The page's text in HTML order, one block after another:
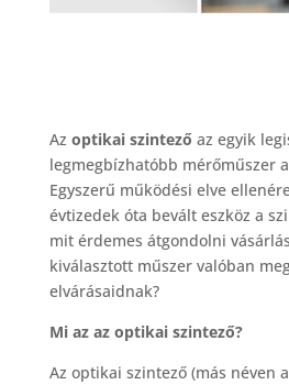
Az optikai szintezőaz egyik
legmegbízhatóbb mérőműszer
Egyszerű működési elve
évtizedek óta bevált eszköz a
mit érdemes átgondolni
kiválasztott műszer valóban
elvárásaidnak?
Mi az az optikai szintező?
Az optikai szintező (más néven